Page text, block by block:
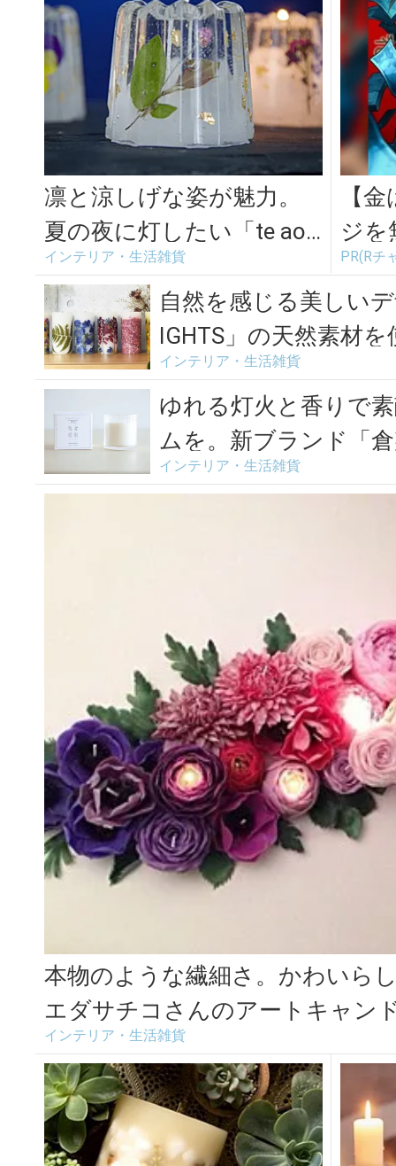
凛と涼しげな姿が魅力。
夏の夜に灯したい「te ao t
e po candle」の...
インテリア・生活雑貨
【
ジを
ン
PR(Rチ
自然を感じる美しい
IGHTS」の天然素材
インテリア・生活雑貨
ゆれる灯火と香りで
ムを。新ブランド「
たキ...
インテリア・生活雑貨
本物のような繊細さ。かわいら
エダサチコさんのアートキャン
インテリア・生活雑貨